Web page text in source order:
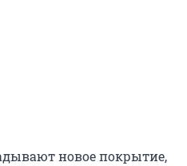
новое покрытие,